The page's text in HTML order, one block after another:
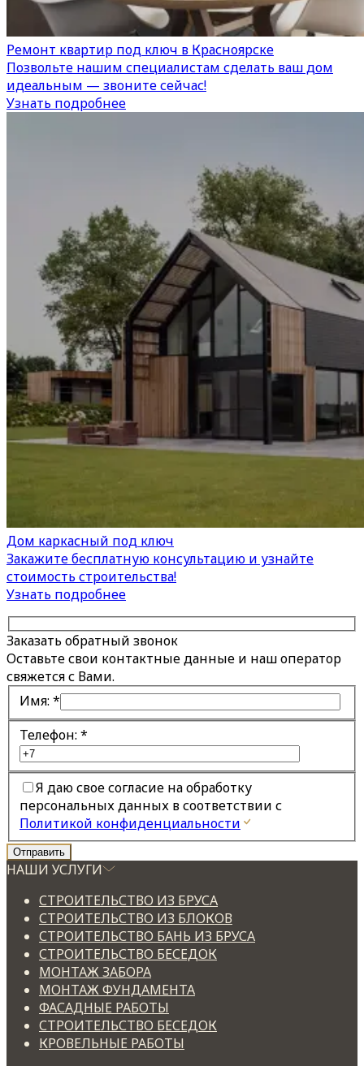
Ремонт квартир под ключ в Красноярске
Позвольте нашим специалистам сделать ваш дом
идеальным — звоните сейчас!
Узнать подробнее
Дом каркасный под ключ
Закажите бесплатную консультацию и узнайте
стоимость строительства!
Узнать подробнее
Заказать обратный звонок
Оставьте свои контактные данные и наш оператор
свяжется с Вами.
Имя: *
Телефон: *
Я даю свое согласие на обработку
персональных данных в соответствии с
Политикой конфиденциальности
НАШИ УСЛУГИ
СТРОИТЕЛЬСТВО ИЗ БРУСА
СТРОИТЕЛЬСТВО ИЗ БЛОКОВ
СТРОИТЕЛЬСТВО БАНЬ ИЗ БРУСА
СТРОИТЕЛЬСТВО БЕСЕДОК
МОНТАЖ ЗАБОРА
МОНТАЖ ФУНДАМЕНТА
ФАСАДНЫЕ РАБОТЫ
СТРОИТЕЛЬСТВО БЕСЕДОК
КРОВЕЛЬНЫЕ РАБОТЫ